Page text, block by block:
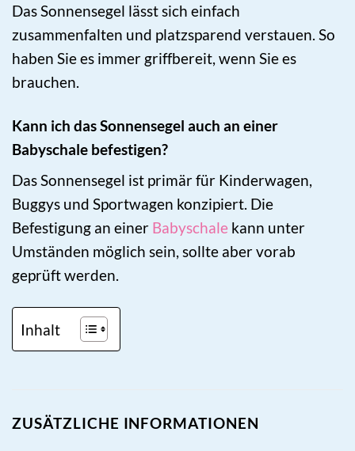
Das Sonnensegel lässt sich einfach
zusammenfalten und platzsparend verstauen. So
haben Sie es immer griffbereit, wenn Sie es
brauchen.
Kann ich das Sonnensegel auch an einer
Babyschale befestigen?
Das Sonnensegel ist primär für Kinderwagen,
Buggys und Sportwagen konzipiert. Die
Befestigung an einer Babyschale kann unter
Umständen möglich sein, sollte aber vorab
geprüft werden.
Inhalt
ZUSÄTZLICHE INFORMATIONEN